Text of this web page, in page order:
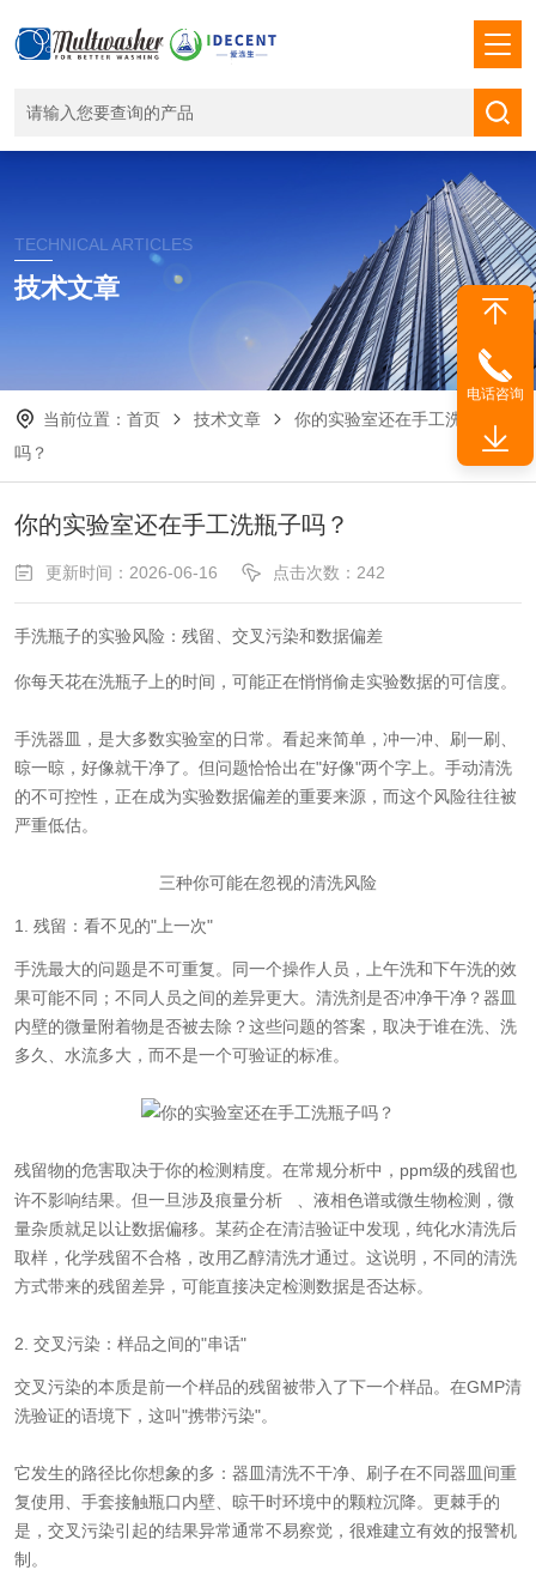
TECHNICAL ARTICLES
技术文章
当前位置： 首页 技术文章
你的实验室还在手工洗瓶子
吗？
你的实验室还在手工洗瓶子吗？
更新时间：2026-06-16 点击次数：242
手洗瓶子的实验风险：残留、交叉污染和数据偏差
你每天花在洗瓶子上的时间，可能正在悄悄偷走实验数据的可信度。
手洗器皿，是大多数实验室的日常。看起来简单，冲一冲、刷一刷、
晾一晾，好像就干净了。但问题恰恰出在"好像"两个字上。手动清洗
的不可控性，正在成为实验数据偏差的重要来源，而这个风险往往被
严重低估。
三种你可能在忽视的清洗风险
1. 残留：看不见的"上一次"
手洗最大的问题是不可重复。同一个操作人员，上午洗和下午洗的效
果可能不同；不同人员之间的差异更大。清洗剂是否冲净干净？器皿
内壁的微量附着物是否被去除？这些问题的答案，取决于谁在洗、洗
多久、水流多大，而不是一个可验证的标准。
残留物的危害取决于你的检测精度。在常规分析中，ppm级的残留也
许不影响结果。但一旦涉及痕量分析
、液相色谱或微生物检测，微
量杂质就足以让数据偏移。某药企在清洁验证中发现，纯化水清洗后
取样，化学残留不合格，改用乙醇清洗才通过。这说明，不同的清洗
方式带来的残留差异，可能直接决定检测数据是否达标。
2. 交叉污染：样品之间的"串话"
交叉污染的本质是前一个样品的残留被带入了下一个样品。在GMP清
洗验证的语境下，这叫"携带污染"。
它发生的路径比你想象的多：器皿清洗不干净、刷子在不同器皿间重
复使用、手套接触瓶口内壁、晾干时环境中的颗粒沉降。更棘手的
是，交叉污染引起的结果异常通常不易察觉，很难建立有效的报警机
制。
电话咨询